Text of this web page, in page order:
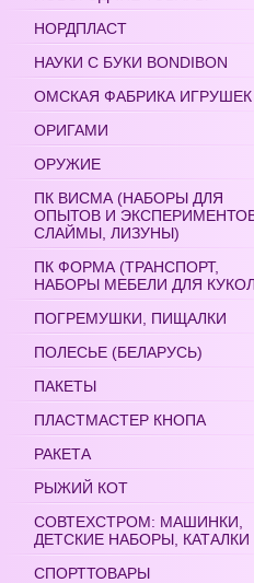
НОРДПЛАСТ
НАУКИ С БУКИ BONDIBON
ОМСКАЯ ФАБРИКА ИГРУШЕК
ОРИГАМИ
ОРУЖИЕ
ПК ВИСМА (НАБОРЫ ДЛЯ
ОПЫТОВ И
СЛАЙМЫ, ЛИЗУНЫ)
ПК ФОРМА (ТРАНСПОРТ,
НАБОРЫ МЕБЕЛИ ДЛЯ
ПОГРЕМУШКИ, ПИЩАЛКИ
ПОЛЕСЬЕ (БЕЛАРУСЬ)
ПАКЕТЫ
ПЛАСТМАСТЕР КНОПА
РАКЕТА
РЫЖИЙ КОТ
СОВТЕХСТРОМ: МАШИНКИ,
ДЕТСКИЕ НАБОРЫ, КАТАЛКИ
СПОРТТОВАРЫ